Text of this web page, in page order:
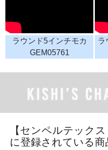
ラウンド5インチモカ
GEM05761
ラ
【センペルテック
に登録されている商